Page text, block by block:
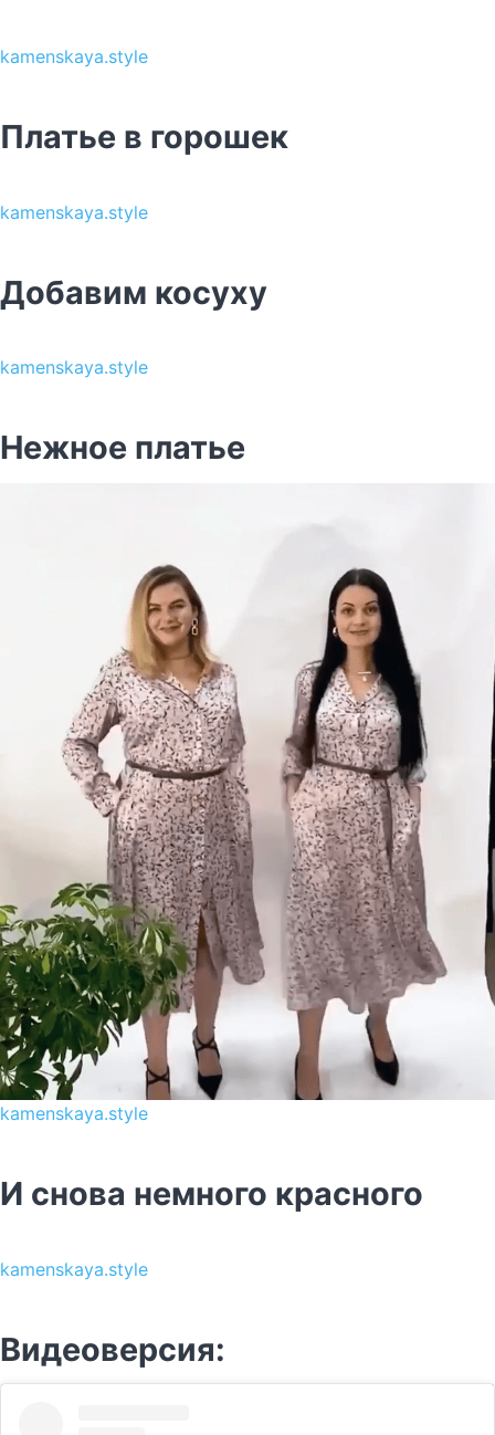
kamenskaya.style
Платье в горошек
kamenskaya.style
Добавим косуху
kamenskaya.style
Нежное платье
kamenskaya.style
И снова немного красного
kamenskaya.style
Видеоверсия: